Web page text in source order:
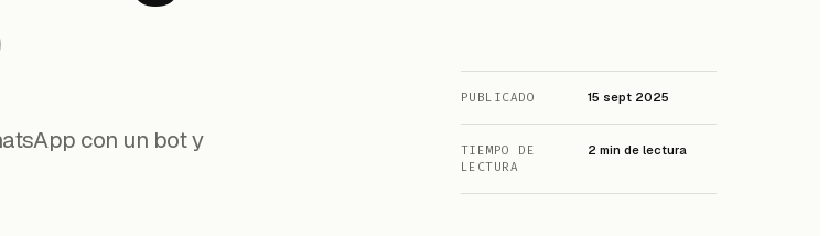
con un bot y
PUBLICADO 15 sept 2025
TIEMPO DE
LECTURA
2 min de lectura